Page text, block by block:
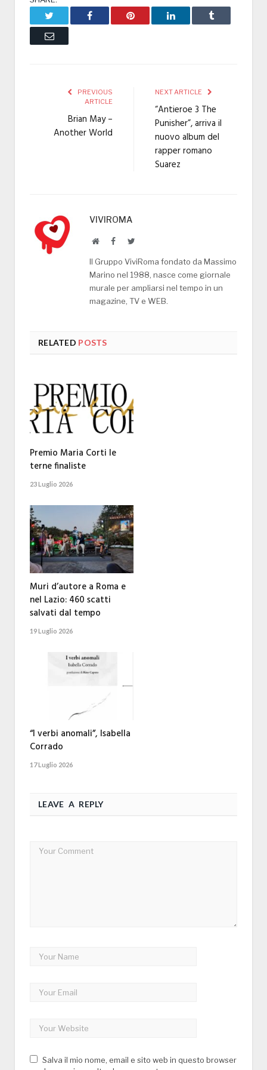
Facebook Pinterest LinkedIn Tumblr
Email
PREVIOUS
ARTICLE
Brian May –
Another World
NEXT ARTICLE
“Antieroe 3 The
Punisher”, arriva il
nuovo album del
rapper romano
Suarez
VIVIROMA
WebsiteFacebookTwitter
Il Gruppo ViviRoma fondato da Massimo
Marino nel 1988, nasce come giornale
murale per ampliarsi nel tempo in un
magazine, TV e WEB.
RELATED POSTS
Premio Maria Corti le
terne finaliste
23 Luglio 2026
Muri d’autore a Roma e
nel Lazio: 460 scatti
salvati dal tempo
19 Luglio 2026
“I verbi anomali”, Isabella
Corrado
17 Luglio 2026
LEAVE A REPLY
Salva il mio nome, email e sito web in questo browser